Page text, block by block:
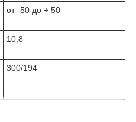
от -50 до + 50
10,8
300/194